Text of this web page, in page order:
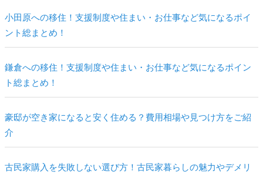
小田原への移住！支援制度や住まい・お仕事など気になるポイ
ント総まとめ！
鎌倉への移住！支援制度や住まい・お仕事など気になるポイン
ト総まとめ！
豪邸が空き家になると安く住める？費用相場や見つけ方をご紹
介
古民家購入を失敗しない選び方！古民家暮らしの魅力やデメリ